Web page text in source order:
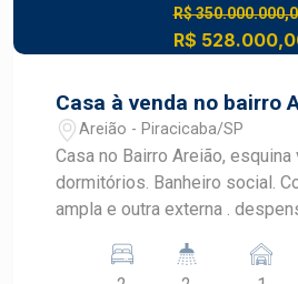
possui uma infraestrutura
que atende às necessidades
facilmente:Escolas e
universitários.Academias,
supermercados.Variadas
serviços de saúde. Casa com
necessitando de reforma.
R$
R$
Casa à venda no bairro
Areião - Piracicaba/SP
Casa no Bairro Areião, esquina
dormitórios. Banheiro social. Cozinha interna
ampla e outra externa .
coberta!